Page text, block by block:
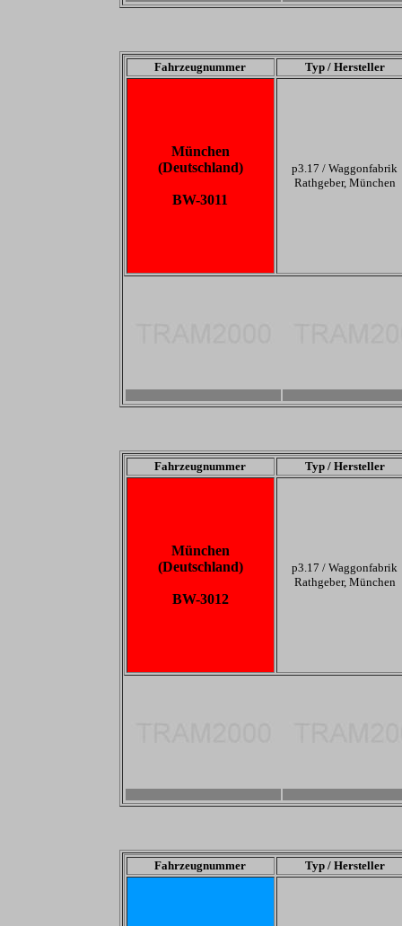
Fahrzeugnummer Typ / Hersteller
München
(Deutschland)
BW-3011
p3.17 / Waggonfabrik
Rathgeber, München
Fahrzeugnummer Typ / Hersteller
München
(Deutschland)
BW-3012
p3.17 / Waggonfabrik
Rathgeber, München
Fahrzeugnummer Typ / Hersteller